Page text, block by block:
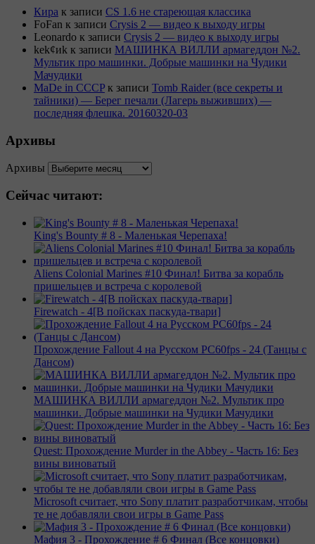
Кира к записи CS 1.6 не стареющая классика
FoFan к записи Crysis 2 — видео к выходу игры
Leonardo к записи Crysis 2 — видео к выходу игры
kek¢иk к записи МАШИНКА ВИЛЛИ армагеддон №2.
Мультик про машинки. Добрые машинки на Чудики
Мачудики
MaDe in CCCP к записи Tomb Raider (все секреты и
тайники) — Берег печали (Лагерь выживших) —
последняя флешка. 20160320-03
Архивы
Архивы
Сейчас читают:
King's Bounty # 8 - Маленькая Черепаха!
Aliens Colonial Marines #10 Финал! Битва за корабль
пришельцев и встреча с королевой
Firewatch - 4[В пойсках паскуда-твари]
Прохождение Fallout 4 на Русском PС60fps - 24 (Танцы с
Дансом)
МАШИНКА ВИЛЛИ армагеддон №2. Мультик про
машинки. Добрые машинки на Чудики Мачудики
Quest: Прохождение Murder in the Abbey - Часть 16: Без
вины виноватый
Microsoft считает, что Sony платит разработчикам, чтобы
те не добавляли свои игры в Game Pass
Мафия 3 - Прохождение # 6 Финал (Все концовки)